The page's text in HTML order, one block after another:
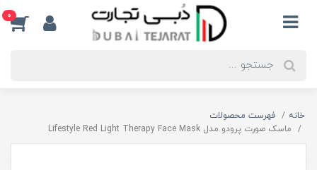
0
خانه
فهرست محصولات
ماسک صورت پرودو مدل Lifestyle Red Light Therapy Face Mask